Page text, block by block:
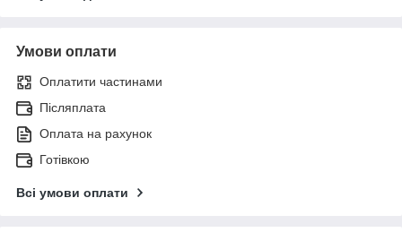
Умови оплати
Оплатити частинами
Післяплата
Оплата на рахунок
Готівкою
Всі умови оплати